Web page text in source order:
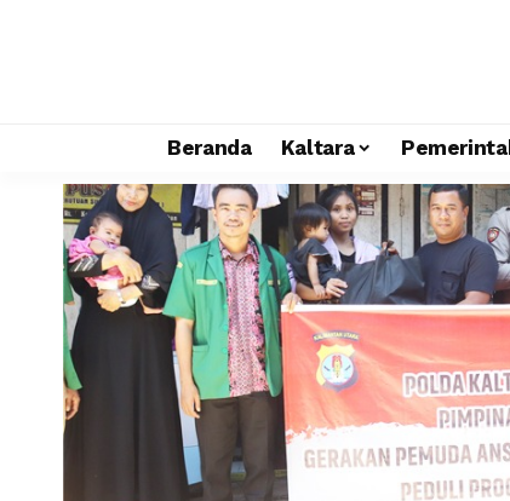
Beranda Kaltara